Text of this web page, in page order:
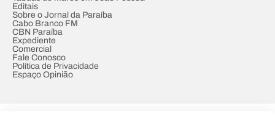
Editais
Sobre o Jornal da Paraíba
Cabo Branco FM
CBN Paraíba
Expediente
Comercial
Fale Conosco
Política de Privacidade
Espaço Opinião